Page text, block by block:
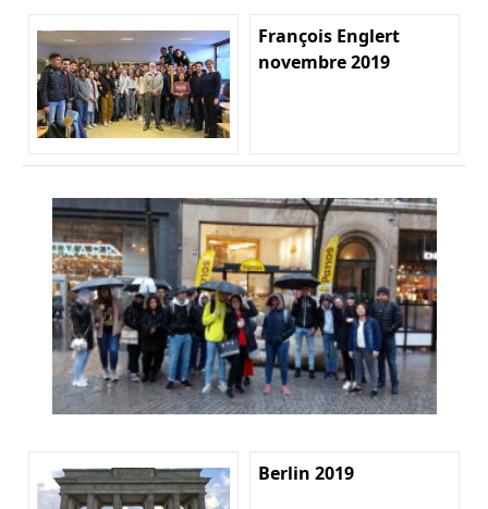
François Englert
novembre 2019
Berlin 2019